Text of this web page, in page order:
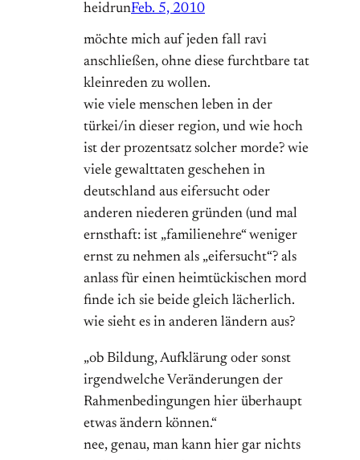
heidrunFeb. 5, 2010
möchte mich auf jeden fall ravi
anschließen, ohne diese furchtbare tat
kleinreden zu wollen.
wie viele menschen leben in der
türkei/in dieser region, und wie hoch
ist der prozentsatz solcher morde? wie
viele gewalttaten geschehen in
deutschland aus eifersucht oder
anderen niederen gründen (und mal
ernsthaft: ist „familienehre“ weniger
ernst zu nehmen als „eifersucht“? als
anlass für einen heimtückischen mord
finde ich sie beide gleich lächerlich.
wie sieht es in anderen ländern aus?
„ob Bildung, Aufklärung oder sonst
irgendwelche Veränderungen der
Rahmenbedingungen hier überhaupt
etwas ändern können.“
nee, genau, man kann hier gar nichts